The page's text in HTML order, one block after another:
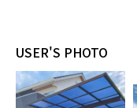
USER'S PHOTO